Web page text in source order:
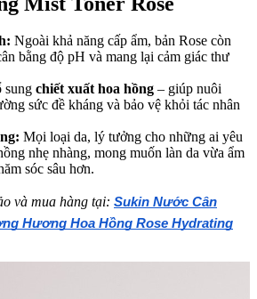
Ngoài khả năng cấp ẩm, bản Rose còn
bằng độ pH và mang lại cảm giác thư
sung chiết xuất hoa hồng – giúp nuôi
sức đề kháng và bảo vệ khỏi tác nhân
Mọi loại da, lý tưởng cho những ai yêu
nhẹ nhàng, mong muốn làn da vừa ẩm
sóc sâu hơn.
và mua hàng tại: Sukin Nước Cân
Hương Hoa Hồng Rose Hydrating